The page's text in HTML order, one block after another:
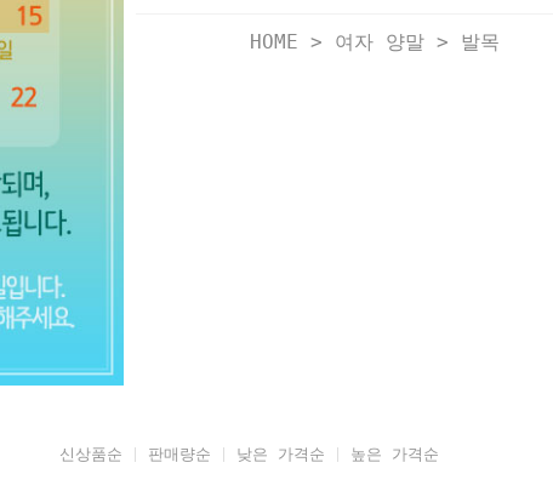
HOME > 여자 양말 > 발목
신상품순 판매량순 낮은 가격순 높은 가격순